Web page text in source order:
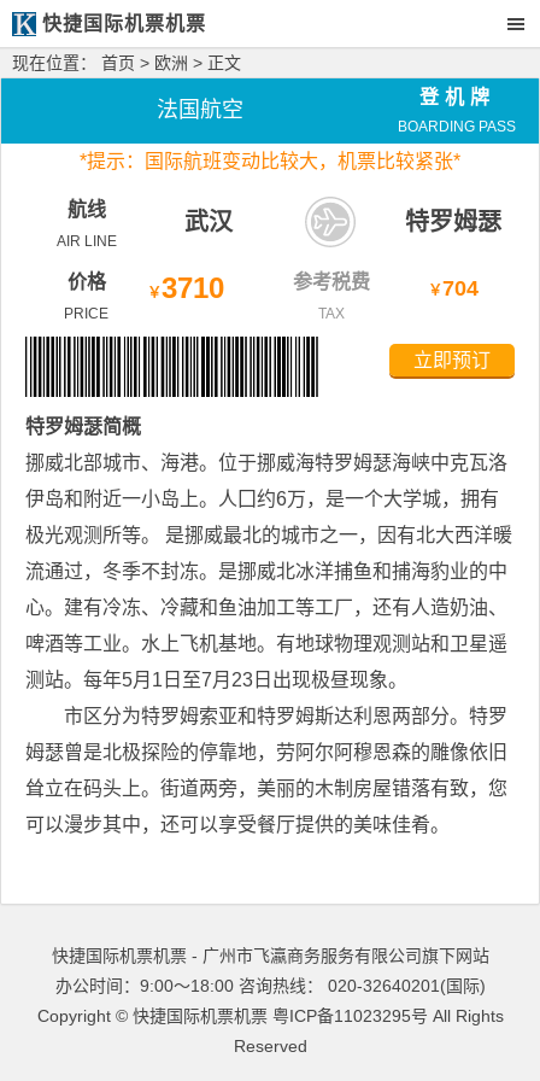
快捷国际机票机票
现在位置： 首页 > 欧洲 > 正文
法国航空
登机牌
BOARDING PASS
*提示：国际航班变动比较大， 机票比较紧张*
航线
AIR LINE
武汉 特罗姆瑟
价格
PRICE
￥3710 参考税费
TAX
￥704
立即预订
特罗姆瑟简概
挪威北部城市、海港。位于挪威海特罗姆瑟海峡中克瓦洛
伊岛和附近一小岛上。人囗约6万，是一个大学城，拥有
极光观测所等。 是挪威最北的城市之一，因有北大西洋暖
流通过，冬季不封冻。是挪威北冰洋捕鱼和捕海豹业的中
心。建有冷冻、冷藏和鱼油加工等工厂，还有人造奶油、
啤酒等工业。水上飞机基地。有地球物理观测站和卫星遥
测站。每年5月1日至7月23日出现极昼现象。
市区分为特罗姆索亚和特罗姆斯达利恩两部分。特罗
姆瑟曾是北极探险的停靠地，劳阿尔阿穆恩森的雕像依旧
耸立在码头上。街道两旁，美丽的木制房屋错落有致，您
可以漫步其中，还可以享受餐厅提供的美味佳肴。
快捷国际机票机票 - 广州市飞瀛商务服务有限公司旗下网站
办公时间：9:00～18:00 咨询热线： 020-32640201(国际)
Copyright © 快捷国际机票机票 粤ICP备11023295号 All Rights
Reserved